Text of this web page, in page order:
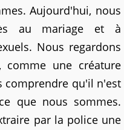
Aujourd'hui, nous
au mariage et à
Nous regardons
une créature
comprendre qu'il n'est
que nous sommes.
par la police une